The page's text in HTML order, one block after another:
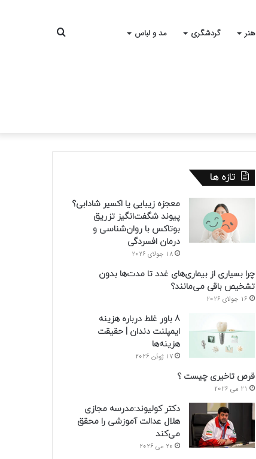
گردشگری مد و لباس جستجو
تازه ها
معجزه زیبایی یا اکسیر شادابی؟
پیوند شگفت‌انگیز تزریق
بوتاکس با روان‌شناسی و
درمان افسردگی
18 جولای 2026
چرا بسیاری از بیماری‌های غدد تا مدت‌ها بدون
تشخیص باقی می‌مانند؟
16 جولای 2026
8 باور غلط درباره هزینه
ایمپلنت دندان | حقیقت
هزینه‌ها
17 ژوئن 2026
قرص تاخیری چیست ؟
21 می 2026
دکتر کولیوند:مدرسه مجازی
هلال عدالت آموزشی را محقق
می‌کند
20 می 2026